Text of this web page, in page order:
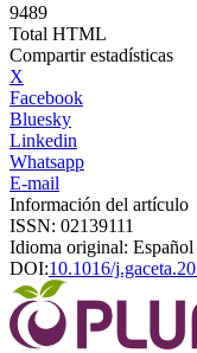
9489
Total HTML
Compartir estadísticas
X
Facebook
Bluesky
Linkedin
Whatsapp
E-mail
Información del artículo
ISSN: 02139111
Idioma original: Español
DOI:10.1016/